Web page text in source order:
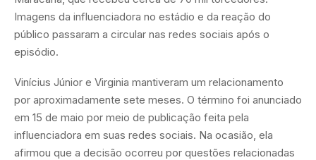
Imagens da influenciadora no estádio e da reação do
público passaram a circular nas redes sociais após o
episódio.
Vinícius Júnior e Virginia mantiveram um relacionamento
por aproximadamente sete meses. O término foi anunciado
em 15 de maio por meio de publicação feita pela
influenciadora em suas redes sociais. Na ocasião, ela
afirmou que a decisão ocorreu por questões relacionadas